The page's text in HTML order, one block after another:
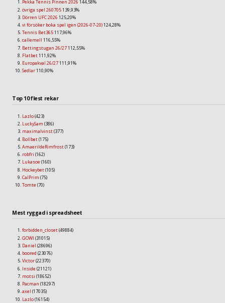
Pekka Tennis Pinnen 2026 144,58%
övriga spel 260705139,93%
Dörren UFC 2026 125,20%
vi försöker boka spel igen (2026-07-20)124,28%
Tennis Bet365117,96%
callemell 116,55%
Bettingstugan 26/27112,55%
Flatbet111,92%
Europakval 26/27111,91%
Sedlar110,90%
Top 10 flest rekar
Lazlo(423)
LuckySam (386)
maximalvinst(377)
Bollbet(175)
AmaerildeRimfrost(173)
robfri (162)
Lukasoe (160)
Hockeybet(105)
CalPrim (75)
Tomte (70)
Mest ryggad i spreadsheet
forbidden_closet(49884)
GOWI (31015)
Daniel (28696)
boored (23076)
Victor(22370)
Inside (21121)
motsi (18652)
Pacman (18297)
axel (17035)
Lazlo(16154)